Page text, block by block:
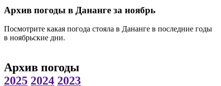
Архив погоды в Дананге за ноябрь
Посмотрите какая погода стояла в Дананге в последние годы
в ноябрьские дни.
Архив погоды
2025 2024 2023